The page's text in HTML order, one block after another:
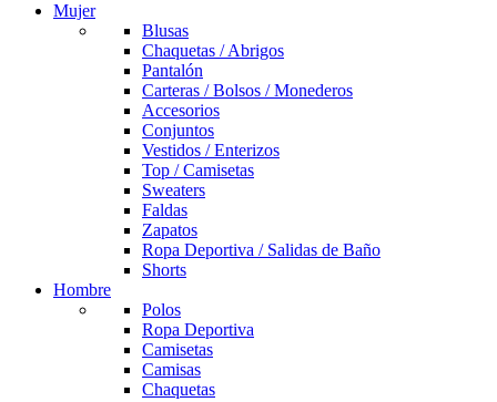
Mujer
Blusas
Chaquetas / Abrigos
Pantalón
Carteras / Bolsos / Monederos
Accesorios
Conjuntos
Vestidos / Enterizos
Top / Camisetas
Sweaters
Faldas
Zapatos
Ropa Deportiva / Salidas de Baño
Shorts
Hombre
Polos
Ropa Deportiva
Camisetas
Camisas
Chaquetas